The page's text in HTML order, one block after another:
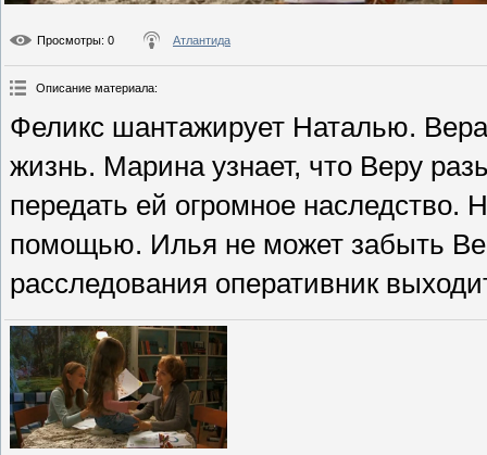
Просмотры: 0 Атлантида
Описание материала:
Феликс шантажирует Наталью.
жизнь. Марина узнает, что Веру
передать ей огромное наследство.
помощью. Илья не может забыть
расследования оперативник